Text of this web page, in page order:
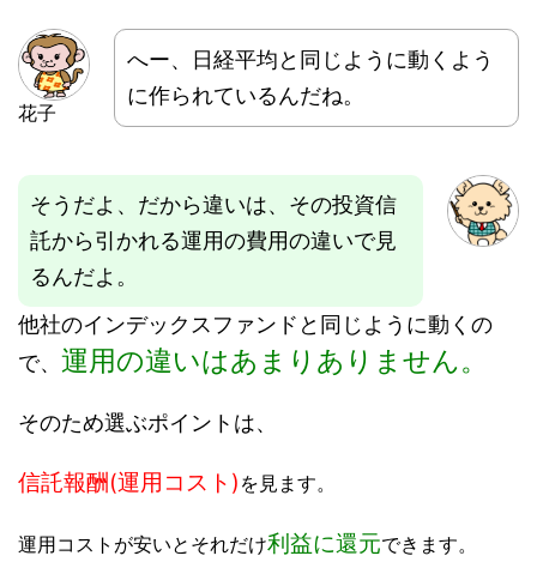
花子
へー、日経平均と同じように動くよう
に作られているんだね。
そうだよ、だから違いは、その投資信
託から引かれる運用の費用の違いで見
るんだよ。
他社のインデックスファンドと同じように動くの
で、 運用の違いはあまりありません。
そのため選ぶポイントは、
信託報酬(運用コスト) を見ます。
運用コストが安いとそれだけ利益に還元できます。